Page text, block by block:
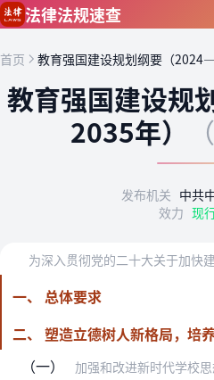
跳到主要内容
法律法规速查
首页 教育强国建设规划纲要（
教育强国建设规
2035年）
发布机关 中共
效力 现
一、 总体要求
（一）
加强和改进新时代学校思想政治教育。坚持不懈用习近平新时代中国特色社会主义思